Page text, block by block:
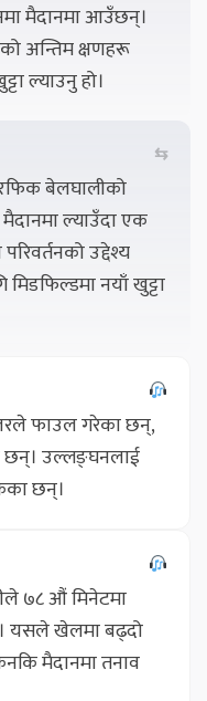
मैदानमा आउँछन्।
अन्तिम क्षणहरू
ल्याउनु हो।
⇆
बेलघालीको
ल्याउँदा एक
उद्देश्य
नयाँ खुट्टा
फाउल गरेका छन्,
छन्। उल्लङ्घनलाई
छन्।
७८ औं मिनेटमा
यसले खेलमा बढ्दो
मैदानमा तनाव